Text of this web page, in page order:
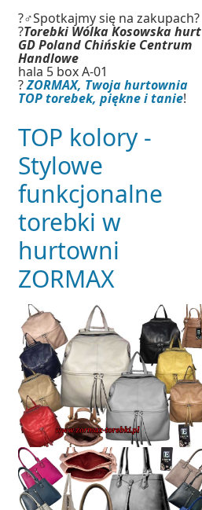
?‍♂️Spotkajmy się na zakupach?
?Torebki Wólka Kosowska hurt
GD Poland Chińskie Centrum
Handlowe
hala 5 box A-01
?ZORMAX, Twoja hurtownia
TOP torebek, piękne i tanie!
TOP kolory -
Stylowe
funkcjonalne
torebki w
hurtowni
ZORMAX